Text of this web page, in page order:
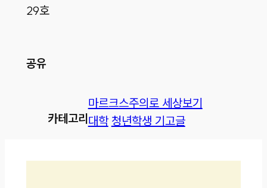
29호
공유
카테고리
마르크스주의로 세상보기
대학 청년학생 기고글